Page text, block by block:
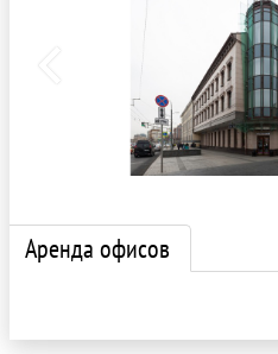
Аренда офисов